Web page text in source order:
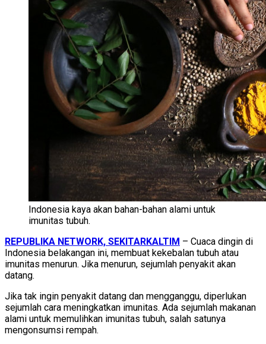
Indonesia kaya akan bahan-bahan alami untuk
imunitas tubuh.
REPUBLIKA NETWORK, SEKITARKALTIM – Cuaca dingin di
Indonesia belakangan ini, membuat kekebalan tubuh atau
imunitas menurun. Jika menurun, sejumlah penyakit akan
datang.
Jika tak ingin penyakit datang dan mengganggu, diperlukan
sejumlah cara meningkatkan imunitas. Ada sejumlah makanan
alami untuk memulihkan imunitas tubuh, salah satunya
mengonsumsi rempah.